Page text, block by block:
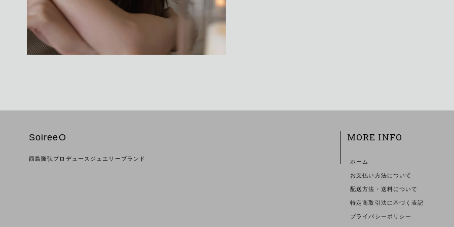
SoireeO
西島隆弘プロデュースジュエリーブランド
MORE INFO
ホーム
お支払い方法について
配送方法・送料について
特定商取引法に基づく表記
プライバシーポリシー